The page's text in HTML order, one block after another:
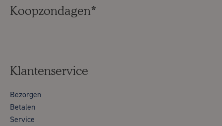
Koopzondagen*
Klantenservice
Bezorgen
Betalen
Service